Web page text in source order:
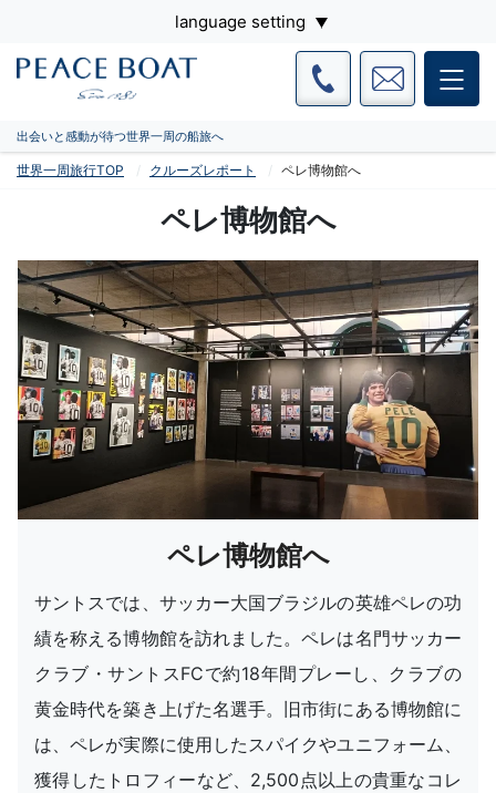
language setting
出会いと感動が待つ世界一周の船旅へ
世界一周旅行TOP クルーズレポート ペレ博物館へ
ペレ博物館へ
ペレ博物館へ
サントスでは、サッカー大国ブラジルの英雄ペレの功
績を称える博物館を訪れました。ペレは名門サッカー
クラブ・サントスFCで約18年間プレーし、クラブの
黄金時代を築き上げた名選手。旧市街にある博物館に
は、ペレが実際に使用したスパイクやユニフォーム、
獲得したトロフィーなど、2,500点以上の貴重なコレ